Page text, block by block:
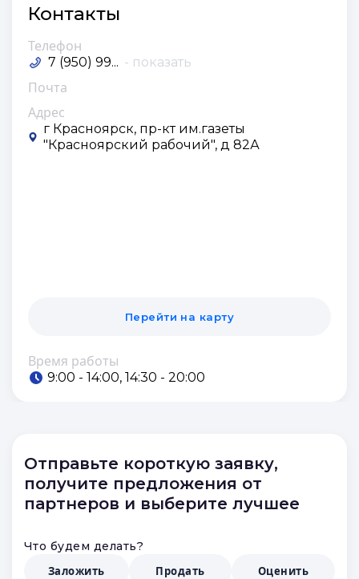
Контакты
Телефон
7 (950) 99... - показать
Почта
Адрес
г Красноярск, пр-кт им.газеты
"Красноярский рабочий", д 82А
Перейти на карту
Время работы
9:00 - 14:00, 14:30 - 20:00
Отправьте короткую заявку,
получите предложения от
партнеров и выберите лучшее
Что будем делать?
Заложить
Продать Оценить